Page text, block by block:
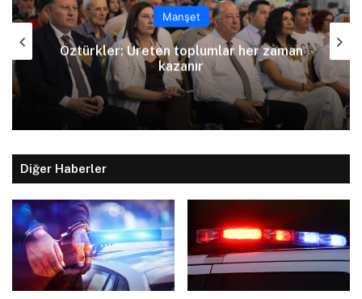
Manşet
Arıklı, YDP’nin Lefkoşa Türk Belediyesi
Başkan Adayını açıkladı
Diğer Haberler